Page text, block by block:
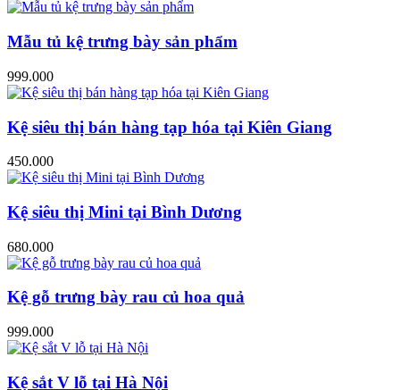
Mẫu tủ kệ trưng bày sản phẩm
999.000
Kệ siêu thị bán hàng tạp hóa tại Kiên Giang
450.000
Kệ siêu thị Mini tại Bình Dương
680.000
Kệ gỗ trưng bày rau củ hoa quả
999.000
Kệ sắt V lỗ tại Hà Nội